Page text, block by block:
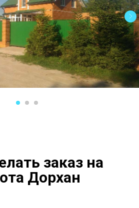
заказ на
Дорхан